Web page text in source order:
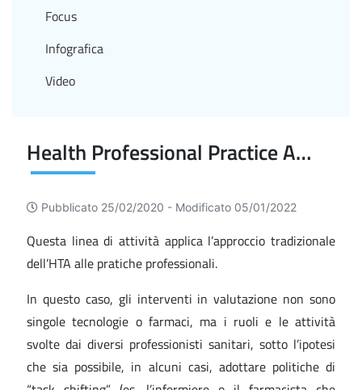
Health Professional Practice Assessment (HPPA)
Pubblicato 25/02/2020 - Modificato 05/01/2022
Questa linea di attività applica l’approccio tradizionale
dell’HTA alle pratiche professionali.
In questo caso, gli interventi in valutazione non sono
singole tecnologie o farmaci, ma i ruoli e le attività
svolte dai diversi professionisti sanitari, sotto l’ipotesi
che sia possibile, in alcuni casi, adottare politiche di
Focus
Infografica
Video